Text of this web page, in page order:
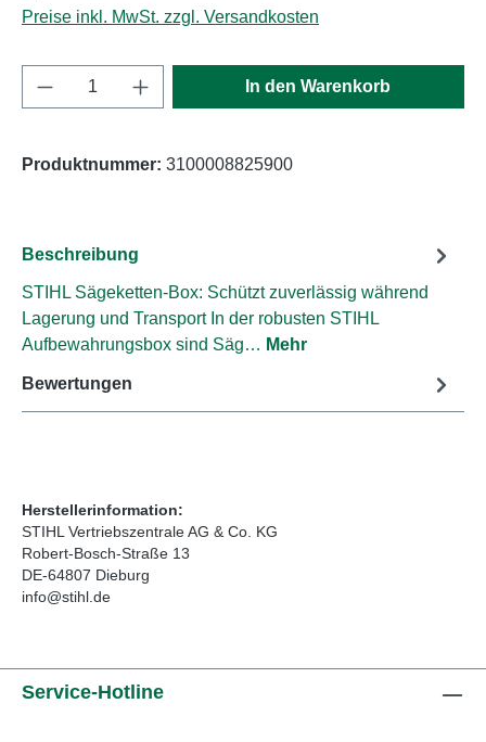
Preise inkl. MwSt. zzgl. Versandkosten
Produkt Anzahl: Gib den gewünschten
In den Warenkorb
Produktnummer: 3100008825900
Beschreibung
STIHL Sägeketten-Box: Schützt zuverlässig während
Lagerung und Transport In der robusten STIHL
Aufbewahrungsbox sind Säg… Mehr
Bewertungen
Herstellerinformation:
STIHL Vertriebszentrale AG & Co. KG
Robert-Bosch-Straße 13
DE-64807 Dieburg
info@stihl.de
Service-Hotline